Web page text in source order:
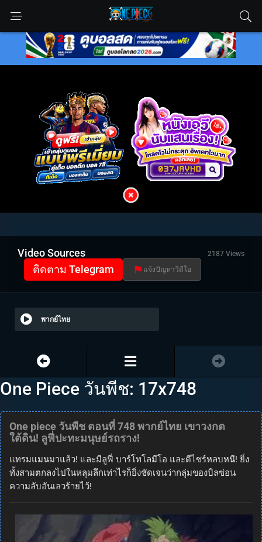
Video Sources 2187 Views
ติดตาม Telegram แจ้งปัญหาวีดีโอ
พากย์ไทย
One Piece วันพีช: 17x748
One piece วันพีช ตอนที่ 748 พากย์ไทย เขาวงกต
ใต้ดิน! ลูฟี่ปะทะมนุษย์รถราง!
แทรมแมนมาแล้ว! และมีลูฟี่ บาร์โทโลมีโอ และดีไซร์หลบหนี! ยิ่ง
ทั้งสามตกลงไปในหลุมลึกเท่าไรก็ยิ่งชัดเจนว่ากลุ่มของบิลซ่อน
ความลับอันเลวร้ายไว้!